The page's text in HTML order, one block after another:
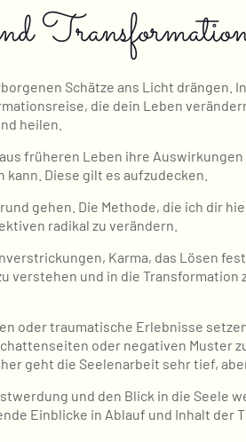
Schätze ans Licht drängen.
die dein Leben
heilen.
früheren Leben ihre
Diese gilt es aufzudecken.
gehen. Die Methode, die ich dir
radikal zu verändern.
Karma, das Lösen
und in die Transformation
oder traumatische Erlebnisse
oder negativen Muster
geht die Seelenarbeit sehr tief,
und den Blick in die Seele
Einblicke in Ablauf und Inhalt